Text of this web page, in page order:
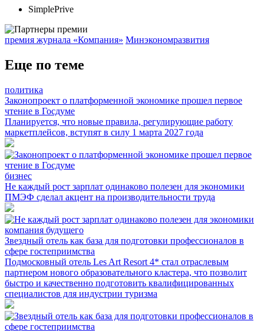
SimplePrive
премия журнала «Компания» Минэкономразвития
Еще по теме
политика
Законопроект о платформенной экономике прошел первое
чтение в Госдуме
Планируется, что новые правила, регулирующие работу
маркетплейсов, вступят в силу 1 марта 2027 года
бизнес
Не каждый рост зарплат одинаково полезен для экономики
ПМЭФ сделал акцент на производительности труда
компания будущего
Звездный отель как база для подготовки профессионалов в
сфере гостеприимства
Подмосковный отель Les Art Resort 4* стал отраслевым
партнером нового образовательного кластера, что позволит
быстро и качественно подготовить квалифицированных
специалистов для индустрии туризма